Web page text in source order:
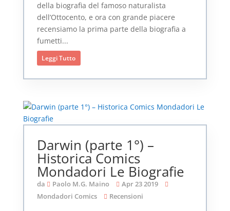
della biografia del famoso naturalista
dell’Ottocento, e ora con grande piacere
recensiamo la prima parte della biografia a
fumetti...
Leggi Tutto
Darwin (parte 1°) –
Historica Comics
Mondadori Le Biografie
da Paolo M.G. Maino
Apr 23 2019
Mondadori Comics
Recensioni